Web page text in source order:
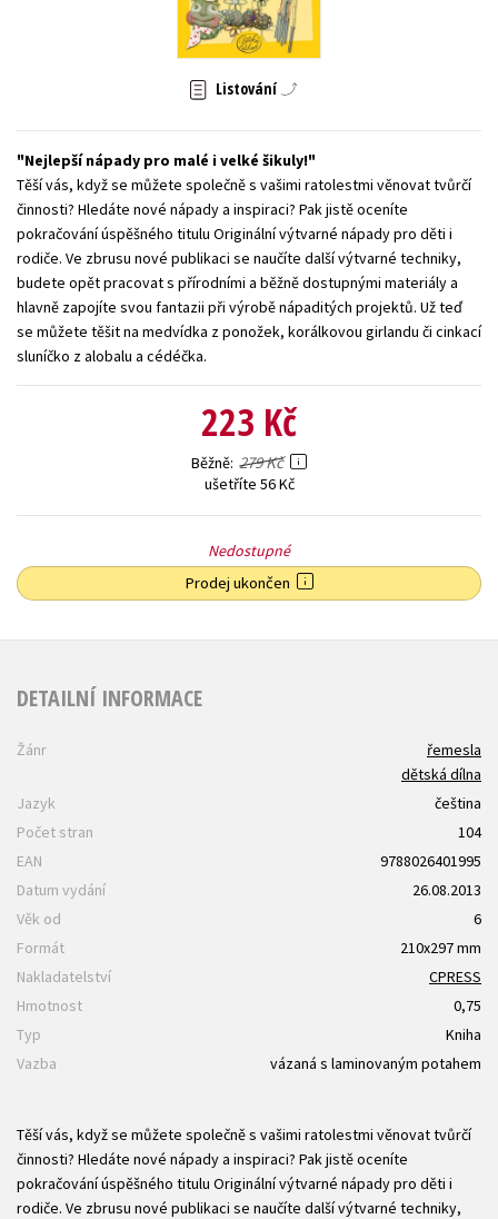
Zahraniční literatura
Všechny tituly
Listování
Nejlepší nápady pro malé i velké šikuly!
Těší vás, když se můžete společně s vašimi ratolestmi věnovat tvůrčí
činnosti? Hledáte nové nápady a inspiraci? Pak jistě oceníte
pokračování úspěšného titulu Originální výtvarné nápady pro děti i
rodiče. Ve zbrusu nové publikaci se naučíte další výtvarné techniky,
budete opět pracovat s přírodními a běžně dostupnými materiály a
hlavně zapojíte svou fantazii při výrobě nápaditých projektů. Už teď
se můžete těšit na medvídka z ponožek, korálkovou girlandu či cinkací
sluníčko z alobalu a cédéčka.
223 Kč
Běžně 279 Kč
ušetříte 56 Kč
Nedostupné
Prodej ukončen
DETAILNÍ INFORMACE
Žánr
řemesla
dětská dílna
Jazyk
čeština
Počet stran
104
EAN
9788026401995
Datum vydání
26.08.2013
Věk od
6
Formát
210x297 mm
Nakladatelství
CPRESS
Hmotnost
0,75
Typ
Kniha
Vazba
vázaná s laminovaným potahem
Těší vás, když se můžete společně s vašimi ratolestmi věnovat tvůrčí
činnosti? Hledáte nové nápady a inspiraci? Pak jistě oceníte
pokračování úspěšného titulu Originální výtvarné nápady pro děti i
rodiče. Ve zbrusu nové publikaci se naučíte další výtvarné techniky,